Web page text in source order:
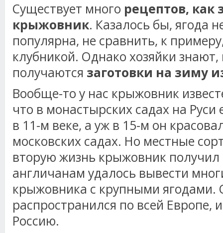
Существует много рецептов, как
крыжовник. Казалось бы, ягода
популярна, не сравнить, к
клубникой. Однако хозяйки
получаются заготовки на зиму
Вообще-то у нас крыжовник
что в монастырских садах на
в 11-м веке, а уж в 15-м он
московских садах. Но местные
вторую жизнь крыжовник получил
англичанам удалось вывести
крыжовника с крупными ягодами.
распространился по всей Европе,
Россию.